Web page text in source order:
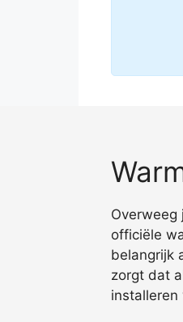
Overweeg
officiële
belangrijk
zorgt dat